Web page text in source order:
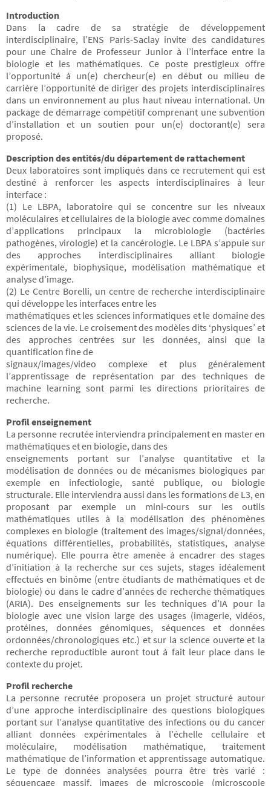
Introduction
Dans la cadre de sa stratégie de développement
interdisciplinaire, l’ENS Paris-Saclay invite des candidatures
pour une Chaire de Professeur Junior à l’interface entre la
biologie et les mathématiques. Ce poste prestigieux offre
l’opportunité à un(e) chercheur(e) en début ou milieu de
carrière l’opportunité de diriger des projets interdisciplinaires
dans un environnement au plus haut niveau international. Un
package de démarrage compétitif comprenant une subvention
d’installation et un soutien pour un(e) doctorant(e) sera
proposé.
Description des entités/du département de rattachement
Deux laboratoires sont impliqués dans ce recrutement qui est
destiné à renforcer les aspects interdisciplinaires à leur
interface :
(1) Le LBPA, laboratoire qui se concentre sur les niveaux
moléculaires et cellulaires de la biologie avec comme domaines
d’applications principaux la microbiologie (bactéries
pathogènes, virologie) et la cancérologie. Le LBPA s’appuie sur
des approches interdisciplinaires alliant biologie
expérimentale, biophysique, modélisation mathématique et
analyse d’image.
(2) Le Centre Borelli, un centre de recherche interdisciplinaire
qui développe les interfaces entre les
mathématiques et les sciences informatiques et le domaine des
sciences de la vie. Le croisement des modèles dits ‘physiques’ et
des approches centrées sur les données, ainsi que la
quantification fine de
signaux/images/video complexe et plus généralement
l’apprentissage de représentation par des techniques de
machine learning sont parmi les directions prioritaires de
recherche.
Profil enseignement
La personne recrutée interviendra principalement en master en
mathématiques et en biologie, dans des
enseignements portant sur l’analyse quantitative et la
modélisation de données ou de mécanismes biologiques par
exemple en infectiologie, santé publique, ou biologie
structurale. Elle interviendra aussi dans les formations de L3, en
proposant par exemple un mini-cours sur les outils
mathématiques utiles à la modélisation des phénomènes
complexes en biologie (traitement des images/signal/données,
équations différentielles, probabilités, statistiques, analyse
numérique). Elle pourra être amenée à encadrer des stages
d’initiation à la recherche sur ces sujets, stages idéalement
effectués en binôme (entre étudiants de mathématiques et de
biologie) ou dans le cadre d’années de recherche thématiques
(ARIA). Des enseignements sur les techniques d’IA pour la
biologie avec une vision large des usages (imagerie, vidéos,
protéines, données génomiques, séquences et données
ordonnées/chronologiques etc.) et sur la science ouverte et la
recherche reproductible auront tout à fait leur place dans le
contexte du projet.
Profil recherche
La personne recrutée proposera un projet structuré autour
d’une approche interdisciplinaire des questions biologiques
portant sur l’analyse quantitative des infections ou du cancer
alliant données expérimentales à l’échelle cellulaire et
moléculaire, modélisation mathématique, traitement
mathématique de l’information et apprentissage automatique.
Le type de données analysées pourra être très varié :
séquençage massif, images de microscopie (microscopie